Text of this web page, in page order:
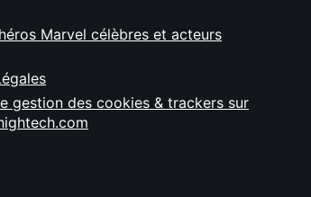
Marvel célèbres et acteurs
gestion des cookies & trackers sur